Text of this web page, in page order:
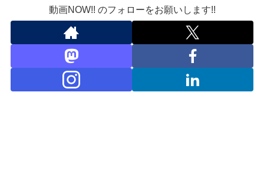
動画NOW!! のフォローをお願いします!!